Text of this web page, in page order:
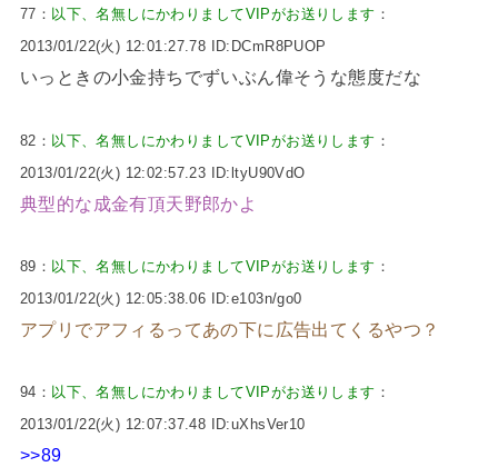
77： 以下、名無しにかわりましてVIPがお送りします ：
2013/01/22(火) 12:01:27.78 ID:DCmR8PUOP
いっときの小金持ちでずいぶん偉そうな態度だな
82： 以下、名無しにかわりましてVIPがお送りします ：
2013/01/22(火) 12:02:57.23 ID:ltyU90VdO
典型的な成金有頂天野郎かよ
89： 以下、名無しにかわりましてVIPがお送りします ：
2013/01/22(火) 12:05:38.06 ID:e103n/go0
アプリでアフィるってあの下に広告出てくるやつ？
94： 以下、名無しにかわりましてVIPがお送りします ：
2013/01/22(火) 12:07:37.48 ID:uXhsVer10
>>89